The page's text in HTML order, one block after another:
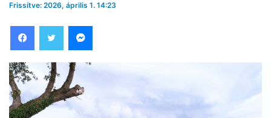
Frissítve: 2026, április 1. 14:23